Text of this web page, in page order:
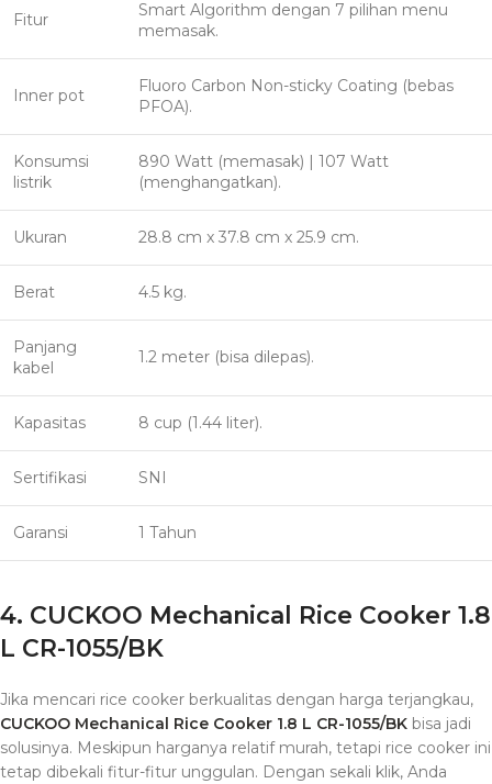
Fitur
Smart Algorithm dengan 7 pilihan menu
memasak.
Inner pot
Fluoro Carbon Non-sticky Coating (bebas
PFOA).
Konsumsi
listrik
890 Watt (memasak) | 107 Watt
(menghangatkan).
Ukuran 28.8 cm x 37.8 cm x 25.9 cm.
Berat 4.5 kg.
Panjang
kabel
1.2 meter (bisa dilepas).
Kapasitas 8 cup (1.44 liter).
Sertifikasi SNI
Garansi 1 Tahun
4. CUCKOO Mechanical Rice Cooker 1.8
L CR-1055/BK
Jika mencari rice cooker berkualitas dengan harga terjangkau,
CUCKOO Mechanical Rice Cooker 1.8 L CR-1055/BK bisa jadi
solusinya. Meskipun harganya relatif murah, tetapi rice cooker ini
tetap dibekali fitur-fitur unggulan. Dengan sekali klik, Anda